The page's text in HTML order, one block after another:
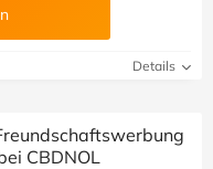
Details
CBDNOL